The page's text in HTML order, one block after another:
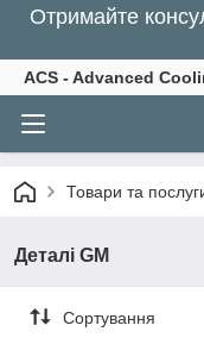
Отримайте
ACS - Advanced
Товари та
Деталі GM
Сортування